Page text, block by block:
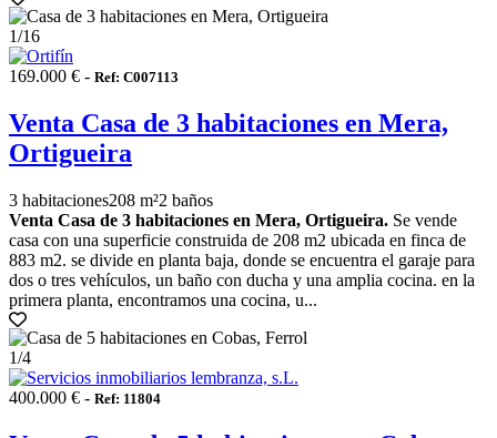
1/16
169.000 € - Ref: C007113
Venta Casa de 3 habitaciones en Mera,
Ortigueira
3 habitaciones208 m²2 baños
Venta Casa de 3 habitaciones en Mera, Ortigueira. Se vende
casa con una superficie construida de 208 m2 ubicada en finca de
883 m2. se divide en planta baja, donde se encuentra el garaje para
dos o tres vehículos, un baño con ducha y una amplia cocina. en la
primera planta, encontramos una cocina, u...
1/4
400.000 € - Ref: 11804